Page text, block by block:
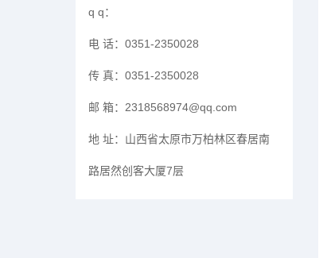
q q：
电 话： 0351-2350028
传 真： 0351-2350028
邮 箱： 2318568974@qq.com
地 址： 山西省太原市万柏林区春居南
路居然创客大厦7层